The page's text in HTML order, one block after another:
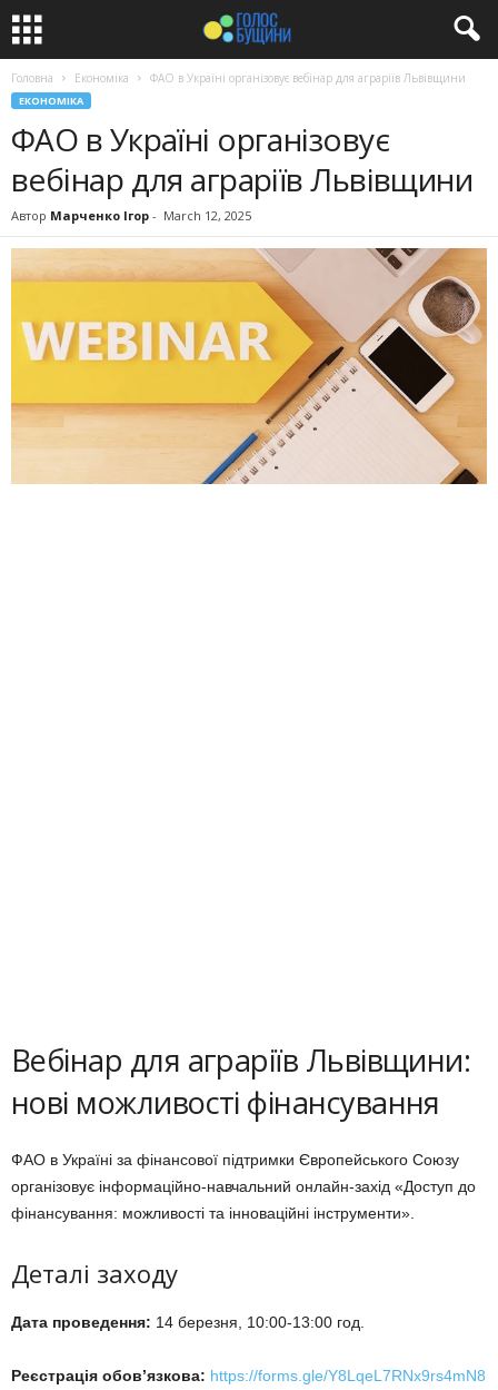
Головна Економіка ФАО в Україні організовує вебінар для аграріїв Львівщини
ЕКОНОМІКА
ФАО в Україні організовує
вебінар для аграріїв Львівщини
Автор Марченко Ігор - March 12, 2025
Вебінар для аграріїв Львівщини:
нові можливості фінансування
ФАО в Україні за фінансової підтримки Європейського Союзу
організовує інформаційно-навчальний онлайн-захід «Доступ до
фінансування: можливості та інноваційні інструменти».
Деталі заходу
Дата проведення: 14 березня, 10:00-13:00 год.
Реєстрація обов’язкова: https://forms.gle/Y8LqeL7RNx9rs4mN8